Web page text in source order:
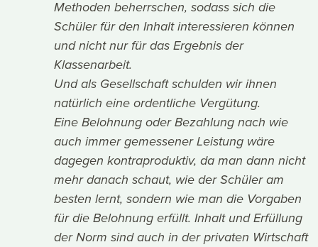
Methoden beherrschen, sodass sich die
Schüler für den Inhalt interessieren können
und nicht nur für das Ergebnis der
Klassenarbeit.
Und als Gesellschaft schulden wir ihnen
natürlich eine ordentliche Vergütung.
Eine Belohnung oder Bezahlung nach wie
auch immer gemessener Leistung wäre
dagegen kontraproduktiv, da man dann nicht
mehr danach schaut, wie der Schüler am
besten lernt, sondern wie man die Vorgaben
für die Belohnung erfüllt. Inhalt und Erfüllung
der Norm sind auch in der privaten Wirtschaft